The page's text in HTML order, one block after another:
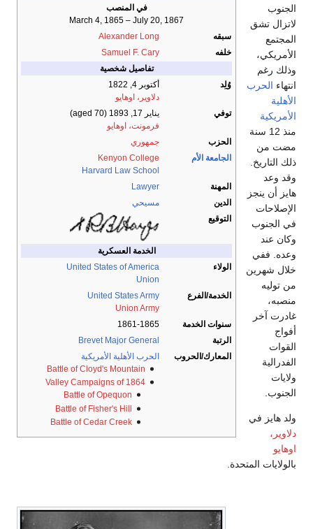
في المنصب
March 4, 1865 – July 20, 1867
سبقه
Alexander Long
خلفه
Samuel F. Cary
تفاصيل شخصية
وُلِد
أكتوبر 4, 1822
دلاوير، اوهايو
توفي
يناير 17, 1893
(aged 70)
فرمونت، اوهايو
الحزب
جمهوري
الجامعة الأم
Kenyon College
Harvard Law School
المهنة
Lawyer
الدين
مسيحي
التوقيع
الخدمة العسكرية
الولاء
United States of America
Union
الخدمة/الفرع
United States Army
Union Army
سنوات الخدمة
1861-1865
الرتبة
Brevet Major General
المعارك/الحروب
الحرب الأهلية الأمريكية
Battle of Cloyd's Mountain
Valley Campaigns of 1864
Battle of Opequon
Battle of Fisher's Hill
Battle of Cedar Creek
الجنوب
لاتزال تشق
المجتمع
الأمريكي،
وذلك رغم
انتهاء الحرب
الأهلية
الأمريكية
منذ 12 سنة
مضت من
ذلك التاريخ.
وقد وعد
هايز أن ينجز
الإصلاحات
في الجنوب
وكان عند
وعده. ففي
خلال شهرين
من توليه
منصبه،
غادرت آخر
أفواج
القوات
الفدرالية
ولايات
الجنوب.
ولد هايز في
دلاوير،
اوهايو
بالولايات المتحدة.